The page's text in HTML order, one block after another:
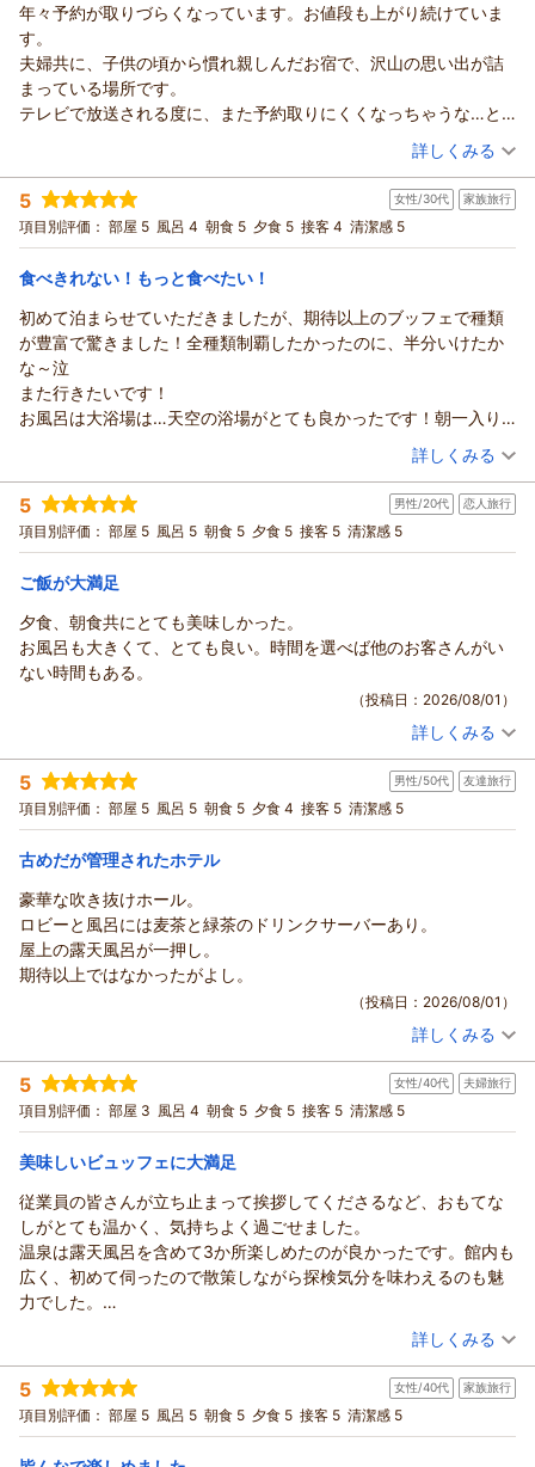
かもめ様のまたのご来館を心よりお待ちしております。
ありがとうございました。
（返信日：2026/08/05）
鬼怒川温泉 あさやからの返信
みづ様
この度はご来館賜りまして、誠にありがとうございます。
お食事やお部屋などではご期待に添うことができませず、申し
訳ございませんでした。
また、露天風呂の脱衣所につきましては、貴重なご意見をあり
がとうございます。
頂戴しましたご意見は、担当責任者へと申し伝えます。
今後より良い宿作りに努めて参りますので、ご指導・ご鞭撻の
程よろしくお願いいたします。
みづ様のまたのご来館を心よりお待ちしております。
（返信日：2026/08/04）
年々予約が取りづらくなっています。お値段も上がり続けていま
す。
夫婦共に、子供の頃から慣れ親しんだお宿で、沢山の思い出が詰
まっている場所です。
テレビで放送される度に、また予約取りにくくなっちゃうな…と
鬼怒川は、観光地があまり無いので、お宿以外の楽しめる場所が
あると良いなとずっと思っています…
これからもふるさととして頑張ってほしいです！
（投稿日：2026/08/02）
宿泊時期： 2026年07月宿泊 (夫婦旅行)
投稿者： さくらもちさん (女性/50代)
宿泊プラン： 【当館おすすめ】和・洋・中100種の豪華バイキング♪
朝・夕
宿泊価格帯： 23,001～24,000円(大人一人あたり/税込)
鬼怒川温泉 あさやからの返信
さくらもち様
この度はご来館賜りまして、誠にありがとうございます。
また、いつもご利用いただきまして、従業員一同心より感謝申
し上げます。
ご滞在中はお食事やお風呂等、ご満喫いただけましたでしょう
か。
ご滞在中何かお困りのことがございましたら、お気兼ねなくお
申しつけいただければ幸いに存じます。
これからもより良い宿作りのため、日々努力して参ります。
さくらもち様のまたのご来館を心よりお待ちしております。
（返信日：2026/08/04）
詳しくみる
5 女性/30代 家族旅行
項目別評価： 部屋 5 風呂 4 朝食 5 夕食 5 接客 4 清潔感 5
食べきれない！もっと食べたい！
初めて泊まらせていただきましたが、期待以上のブッフェで種類
が豊富で驚きました！全種類制覇したかったのに、半分いけたか
な～泣
また行きたいです！
お風呂は大浴場は…天空の浴場がとても良かったです！朝一入り
ました！夜も入りに行けばよかったと後悔しています。
息子も舟のお風呂にご満悦！もちろん絵日記は舟のお風呂でし
た。夏休みの思い出の1ページに最高に刻まれました！スタッフの
皆様もとても笑顔でありがとうございます！
（投稿日：2026/08/01）
宿泊時期： 2026年07月宿泊 (家族旅行)
投稿者： やゆさん
宿泊プラン： 【当館おすすめ】和・洋・中100種の豪華バイキング♪≪2026
年7月～≫
和室 朝・夕
宿泊価格帯： 25,001～26,000円(大人一人あたり/税込)
鬼怒川温泉 あさやからの返信
やゆ様
この度はご来館賜りまして、誠にありがとうございます。
数ある宿の中から当館をお選びいただけましたこと、大変光栄
ご滞在中はご快適にお過ごしいただけましたようで、何よりで
ございます。
また、当館でのご滞在がご家族皆さまにとって素敵な思い出と
なりましたら幸いです。
これからもより一層のサービス向上に努めて参ります。
ありがとうございました。
（返信日：2026/08/04）
詳しくみる
5 男性/20代 恋人旅行
項目別評価： 部屋 5 風呂 5 朝食 5 夕食 5 接客 5 清潔感 5
ご飯が大満足
夕食、朝食共にとても美味しかった。
お風呂も大きくて、とても良い。時間を選べば他のお客さんがい
ない時間もある。
（投稿日：2026/08/01）
投稿者： (^^)さん(男性/20代)
宿泊プラン： 【1日1組限定】貸切風呂利用1回付☆ゆったり贅沢温泉プラン
☆夕食は和洋中バイキング♪♪≪2026年7月～≫
ツイン
宿泊価格帯： 24,001～25,000円(大人一人あたり/税込)
(^^)様
この度はご来館賜りまして、誠にありがとうございます。
ご滞在中はご快適にお過ごしいただけましたようで、何よりで
ございます。
ご滞在中何かご不便等はございませんでしたでしょうか。
何かございましたら、お気兼ねなくお申しつけいただければ幸
いに存じます。
これからもより良い宿作りのため、日々努力して参ります。
(^^)様のまたのご来館を心よりお待ちしております。
ありがとうございました。
詳しくみる
5 男性/50代 友達旅行
項目別評価： 部屋 5 風呂 5 朝食 5 夕食 4 接客 5 清潔感 5
古めだが管理されたホテル
豪華な吹き抜けホール。
ロビーと風呂には麦茶と緑茶のドリンクサーバーあり。
屋上の露天風呂が一押し。
期待以上ではなかったがよし。
（投稿日：2026/08/01）
投稿者： やまちゃんさん(男性/50代)
宿泊プラン： 【当館おすすめ】和・洋・中100種の豪華バイキング♪
ツイン
朝・夕
宿泊価格帯： 30,001円以上(大人一人あたり/税込)
やまちゃん様
この度はご来館賜りまして、誠にありがとうございます。
ご滞在中はお食事やお風呂等、ご満喫いただけましたでしょう
か。
これからもお客様の期待を超えるサービスの提供ができるよ
う、努めて参ります。
やまちゃん様のまたのご来館を心よりお待ちしております。
詳しくみる
5 女性/40代 夫婦旅行
項目別評価： 部屋 3 風呂 4 朝食 5 夕食 5 接客 5 清潔感 5
美味しいビュッフェに大満足
従業員の皆さんが立ち止まって挨拶してくださるなど、おもてな
しがとても温かく、気持ちよく過ごせました。
温泉は露天風呂を含めて3か所楽しめたのが良かったです。館内も
広く、初めて伺ったので散策しながら探検気分を味わえるのも魅
力でした。
今回は夕食ビュッフェを目当てに宿泊しましたが、期待どおり種
類が豊富で、どのお料理もとても美味しく大満足でした。
ぜひまた宿泊したいです。
（投稿日：2026/07/31）
宿泊時期： 2026年06月宿泊 (夫婦旅行)
投稿者： くまさん
宿泊プラン： 【当館おすすめ】和・洋・中100種の豪華バイキング♪
朝・夕
詳しくみる
5 女性/40代 家族旅行
項目別評価： 部屋 5 風呂 5 朝食 5 夕食 5 接客 5 清潔感 5